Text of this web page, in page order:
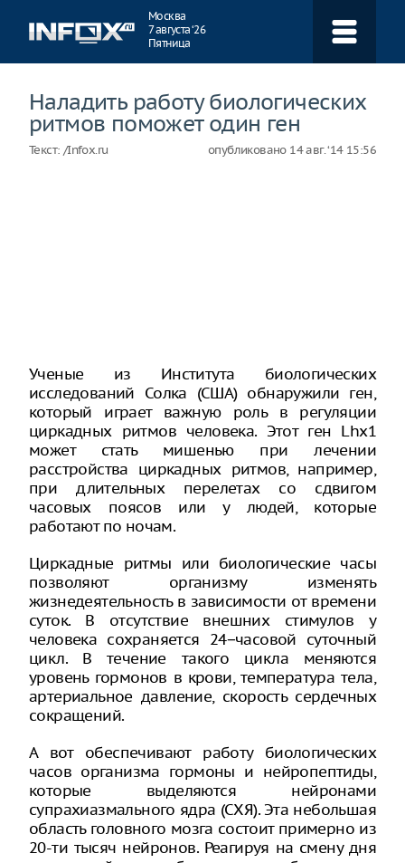
Москва
7 августа ‘26
Пятница
Наладить работу биологических
ритмов поможет один ген
Текст: /Infox.ru опубликовано 14 авг. ‘14 15:56
Ученые из Института биологических
исследований Солка (США) обнаружили ген,
который играет важную роль в регуляции
циркадных ритмов человека. Этот ген Lhx1
может стать мишенью при лечении
расстройства циркадных ритмов, например,
при длительных перелетах со сдвигом
часовых поясов или у людей, которые
работают по ночам.
Циркадные ритмы или биологические часы
позволяют организму изменять
жизнедеятельность в зависимости от времени
суток. В отсутствие внешних стимулов у
человека сохраняется 24−часовой суточный
цикл. В течение такого цикла меняются
уровень гормонов в крови, температура тела,
артериальное давление, скорость сердечных
сокращений.
А вот обеспечивают работу биологических
часов организма гормоны и нейропептиды,
которые выделяются нейронами
супрахиазмального ядра (СХЯ). Эта небольшая
область головного мозга состоит примерно из
20-ти тысяч нейронов. Реагируя на смену дня